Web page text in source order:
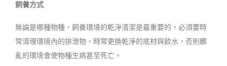
飼養方式
無論是哪種物種，飼養環境的乾淨清潔是最重要的，必須要時
常清理環境內的排泄物，時常更換乾淨的底材與飲水，否則髒
亂的環境會使物種生病甚至死亡。